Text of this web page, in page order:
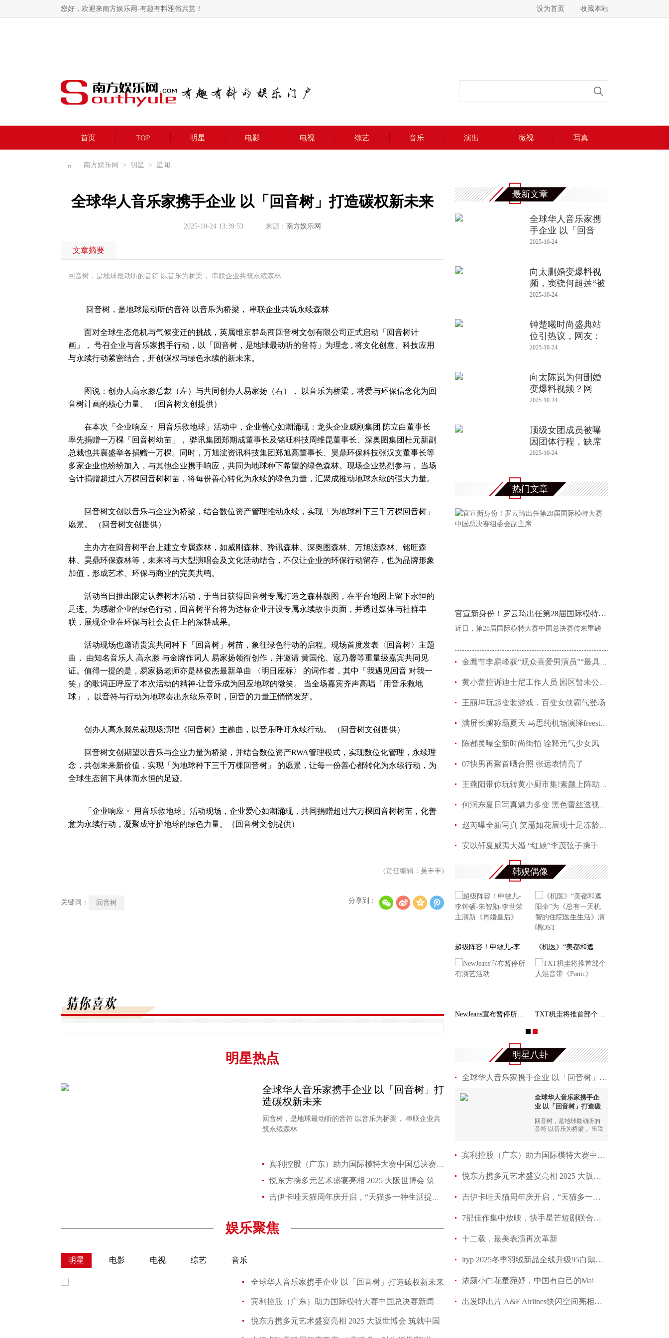
您好，欢迎来南方娱乐网-有趣有料雅俗共赏！ 设为首页 收藏本站
首页 TOP 明星 电影 电视 综艺 音乐 演出 微视 写真
南方娱乐网 > 明星 > 星闻
全球华人音乐家携手企业 以「回音树」打造碳权新未来
2025-10-24 13:39:53 来源： 南方娱乐网
文章摘要
回音树，是地球最动听的音符 以音乐为桥梁， 串联企业共筑永续森林
回音树，是地球最动听的音符 以音乐为桥梁， 串联企业共筑永续森林
面对全球生态危机与气候变迁的挑战，英属维京群岛商回音树文创有限公司正式启动「回音树计
画」， 号召企业与音乐家携手行动，以「回音树，是地球最动听的音符」为理念 , 将文化创意、科技应用
与永续行动紧密结合，开创碳权与绿色永续的新未来。
图说：创办人高永滕总裁（左）与共同创办人易家扬（右）， 以音乐为桥梁，将爱与环保信念化为回
音树计画的核心力量。 （回音树文创提供）
在本次「企业响应・ 用音乐救地球」活动中，企业善心如潮涌现：龙头企业威刚集团 陈立白董事长
率先捐赠一万棵「回音树幼苗」， 骅讯集团郑期成董事长及铭旺科技周维昆董事长、深奥图集团杜元新副
总裁也共襄盛举各捐赠一万棵。同时，万旭浤资讯科技集团郑旭高董事长、昊鼎环保科技张汉文董事长等
多家企业也纷纷加入，与其他企业携手响应，共同为地球种下希望的绿色森林。现场企业热烈参与， 当场
合计捐赠超过六万棵回音树树苗，将每份善心转化为永续的绿色力量，汇聚成推动地球永续的强大力量。
回音树文创以音乐与企业为桥梁，结合数位资产管理推动永续，实现「为地球种下三千万棵回音树」
愿景。 （回音树文创提供）
主办方在回音树平台上建立专属森林，如威刚森林、骅讯森林、深奥图森林、万旭浤森林、铭旺森
林、昊鼎环保森林等，未来将与大型演唱会及文化活动结合，不仅让企业的环保行动留存，也为品牌形象
加值，形成艺术、环保与商业的完美共鸣。
活动当日推出限定认养树木活动，于当日获得回音树专属打造之森林版图，在平台地图上留下永恒的
足迹。为感谢企业的绿色行动，回音树平台将为达标企业开设专属永续故事页面，并透过媒体与社群串
联，展现企业在环保与社会责任上的深耕成果。
活动现场也邀请贵宾共同种下「回音树」树苗，象征绿色行动的启程。现场首度发表〈回音树〉主题
曲， 由知名音乐人 高永滕 与金牌作词人 易家扬领衔创作，并邀请 黄国伦、寇乃馨等重量级嘉宾共同见
证。值得一提的是，易家扬老师亦是林俊杰最新单曲 〈明日座标〉 的词作者，其中「我遇见回音 对我一
笑」的歌词正呼应了本次活动的精神-让音乐成为回应地球的微笑。 当全场嘉宾齐声高唱「用音乐救地
球」， 以音符与行动为地球奏出永续乐章时，回音的力量正悄悄发芽。
创办人高永滕总裁现场演唱《回音树》主题曲，以音乐呼吁永续行动。 （回音树文创提供）
回音树文创期望以音乐与企业力量为桥梁，并结合数位资产RWA管理模式，实现数位化管理，永续理
念，共创未来新价值，实现「为地球种下三千万棵回音树」 的愿景，让每一份善心都转化为永续行动，为
全球生态留下具体而永恒的足迹。
「企业响应・ 用音乐救地球」活动现场，企业爱心如潮涌现，共同捐赠超过六万棵回音树树苗，化善
意为永续行动，凝聚成守护地球的绿色力量。（回音树文创提供）
(责任编辑： 吴丰丰)
关键词： 回音树 分享到：
明星热点
全球华人音乐家携手企业 以「回音树」打
造碳权新未来
回音树，是地球最动听的音符 以音乐为桥梁， 串联企业共
筑永续森林
宾利控股（广东）助力国际模特大赛中国总决赛新闻发布会璀璨启幕
悦东方携多元艺术盛宴亮相 2025 大阪世博会 筑就中国文化国际交
吉伊卡哇天猫周年庆开启，“天猫多一种生活提案”构建IP-商家-用户
娱乐聚焦
明星 电影 电视 综艺 音乐
全球华人音乐家携手企业 以「回音树」打造碳权新未来
宾利控股（广东）助力国际模特大赛中国总决赛新闻发布会璀
悦东方携多元艺术盛宴亮相 2025 大阪世博会 筑就中国
最新文章
全球华人音乐家携
手企业 以「回音
树」打造
2025-10-24
向太删婚变爆料视
频，窦骁何超莲“被
剧本”后
2025-10-24
钟楚曦时尚盛典站
位引热议，网友：
明显就是抢
2025-10-24
向太陈岚为何删婚
变爆料视频？网
友：窦骁和何超
2025-10-24
顶级女团成员被曝
因团体行程，缺席
重要个人颁
2025-10-24
热门文章
官宣新身份！罗云琦出任第28届国际模特大赛中
近日，第28届国际模特大赛中国总决赛传来重磅
金鹰节李易峰获“观众喜爱男演员”“最具人气男演
黄小蕾控诉迪士尼工作人员 园区暂未公开回应当事
王丽坤玩起变装游戏，百变女侠霸气登场
满屏长腿称霸夏天 马思纯机场演绎freestyle
陈都灵曝全新时尚街拍 诠释元气少女风
07快男再聚首晒合照 张远表情亮了
王燕阳带你玩转黄小厨市集!素颜上阵助力嫣然天使
何润东夏日写真魅力多变 黑色蕾丝透视西装性感吸
赵芮曝全新写真 笑靥如花展现十足冻龄魅力
安以轩夏威夷大婚 “红娘”李茂弦子携手参加婚礼
范玮琪暴雨中开唱，全身湿透，演唱不受任何影响，网友大
韩娱偶像
ATEEZ将启动世巡 首站仁川7月开唱 《SEVENTEEN [RIGHT HERE] WORLD TOUR IN CINEM
超级阵容！申敏儿-李钟硕-朱智勋-李世荣主演新《 《机医》“美都和遮阳伞”为《总有一天机智的住
NewJeans宣布暂停所有演艺活动 TXT杋圭将推首部个人混音带《Panic》
明星八卦
全球华人音乐家携手企业 以「回音树」打造碳权
全球华人音乐家携手企
业 以「回音树」打造碳
回音树，是地球最动听的
音符 以音乐为桥梁， 串联
宾利控股（广东）助力国际模特大赛中国总决赛新闻发
悦东方携多元艺术盛宴亮相 2025 大阪世博会 筑
吉伊卡哇天猫周年庆开启，“天猫多一种生活提案”
7部佳作集中放映，快手星芒短剧联合京东11.11掀起
十二载，最美表演再次革新
ltyp 2025冬季羽绒新品全线升级95白鹅绒，与朗月
浓颜小白花董宛妤，中国有自己的Mai
出发即出片 A&F Airlines快闪空间亮相三里屯 品